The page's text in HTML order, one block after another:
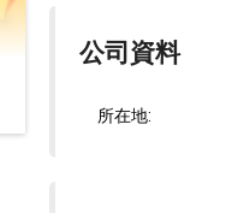
公司資料
所在地: